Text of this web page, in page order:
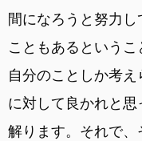
間になろうと努力
こともあるというこ
自分のことしか考
に対して良かれと
解ります。それで